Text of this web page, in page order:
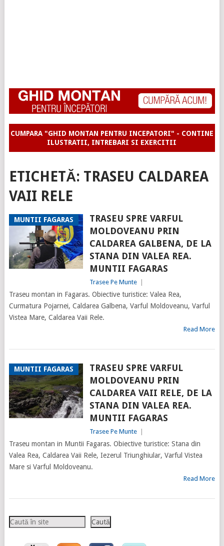
CUMPARA "GHID MONTAN PENTRU INCEPATORI" - CONTINE
ILUSTRATII, INTREBARI SI EXERCITII
ETICHETĂ: TRASEU CALDAREA
VAII RELE
MUNTII FAGARAS
TRASEU SPRE VARFUL
MOLDOVEANU PRIN
CALDAREA GALBENA, DE LA
STANA DIN VALEA REA.
MUNTII FAGARAS
Trasee Pe Munte
Traseu montan in Fagaras. Obiective turistice: Valea Rea,
Curmatura Pojarnei, Caldarea Galbena, Varful Moldoveanu, Varful
Vistea Mare, Caldarea Vaii Rele.
Read More
MUNTII FAGARAS
TRASEU SPRE VARFUL
MOLDOVEANU PRIN
CALDAREA VAII RELE, DE LA
STANA DIN VALEA REA.
MUNTII FAGARAS
Trasee Pe Munte
Traseu montan in Muntii Fagaras. Obiective turistice: Stana din
Valea Rea, Caldarea Vaii Rele, Iezerul Triunghiular, Varful Vistea
Mare si Varful Moldoveanu.
Read More
Caută Caută